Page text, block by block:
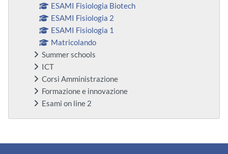
ESAMI Fisiologia Biotech
ESAMI Fisiologia 2
ESAMI Fisiologia 1
Matricolando
Summer schools
ICT
Corsi Amministrazione
Formazione e innovazione
Esami on line 2
Bloques suplementarios